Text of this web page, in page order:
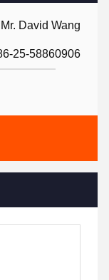
Mr. David Wang
25-58860906